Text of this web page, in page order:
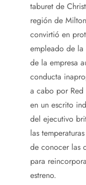
taburet de
región de
convirtió en
empleado de
de la empresa
conducta
a cabo por
en un escrito
del ejecutivo
las
de conocer las
para
estreno.